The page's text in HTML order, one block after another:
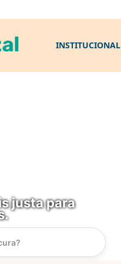
INSTITUCIONAL
justa para